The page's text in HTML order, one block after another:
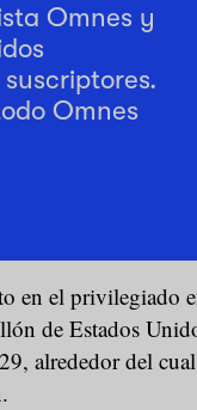
Omnes y
Omnes
en el privilegiado
de Estados
alrededor del